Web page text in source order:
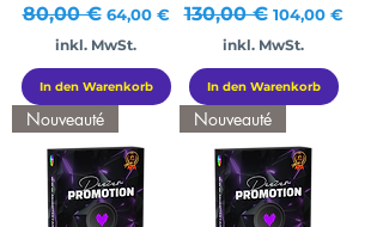
Standardpreis
80,00 € Sale-Preis
64,00 €
inkl. MwSt.
In den Warenkorb
Standardpreis
130,00 € Sale-Preis
104,00 €
inkl. MwSt.
In den Warenkorb
Nouveauté Nouveauté